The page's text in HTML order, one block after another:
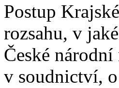
Postup
rozsahu, v
České
v soudnictví,